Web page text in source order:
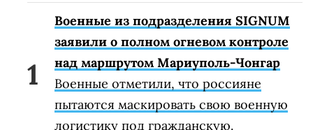
Военные из подразделения SIGNUM
заявили о полном огневом контроле
над маршрутом Мариуполь-Чонгар
Военные отметили, что россияне
пытаются маскировать свою военную
логистику под гражданскую.